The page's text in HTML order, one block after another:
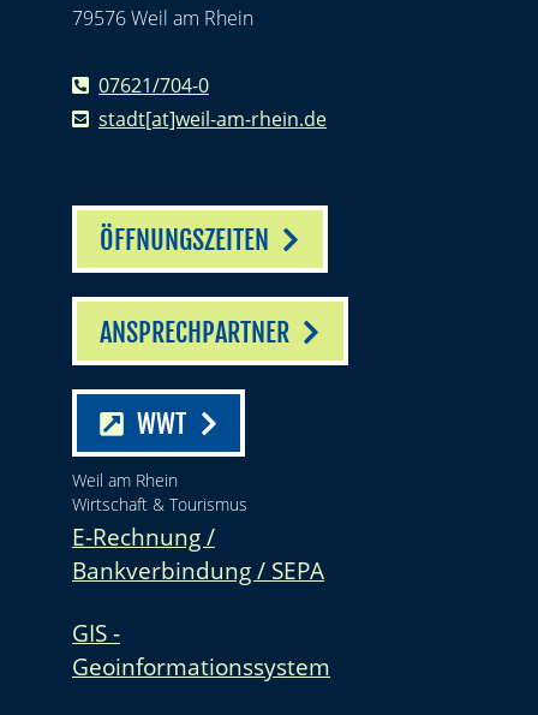
79576 Weil am Rhein
07621/704-0
stadt[at]weil-am-rhein.de
ÖFFNUNGSZEITEN
ANSPRECHPARTNER
WWT
Weil am Rhein
Wirtschaft & Tourismus
E-Rechnung /
Bankverbindung / SEPA
GIS -
Geoinformationssystem